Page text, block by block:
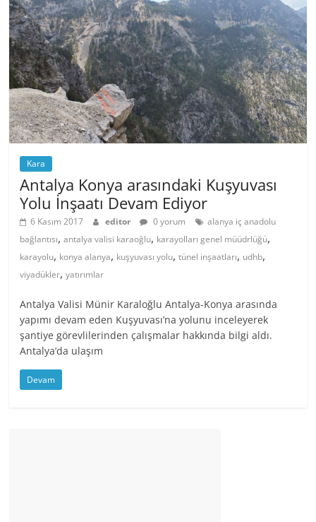
Kara
Antalya Konya arasındaki Kuşyuvası
Yolu İnşaatı Devam Ediyor
6 Kasım 2017 editor 0 yorum
alanya iç anadolu
bağlantısı,antalya valisi karaoğlu, karayolları genel müüdrlüğü,
karayolu, konya alanya, kuşyuvası yolu,tünel inşaatları, udhb,
viyadükler,yatırımlar
Antalya Valisi Münir Karaloğlu Antalya-Konya arasında
yapımı devam eden Kuşyuvası’na yolunu inceleyerek
şantiye görevlilerinden çalışmalar hakkında bilgi aldı.
Antalya’da ulaşım
Devam